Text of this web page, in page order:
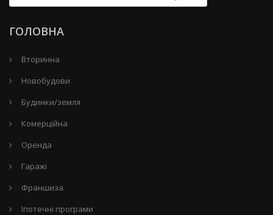
ГОЛОВНА
Вторинна
Новобудови
Будинки/земля
Комерційна
Оренда
Гаражі
Франшиза
Іпотечні програми